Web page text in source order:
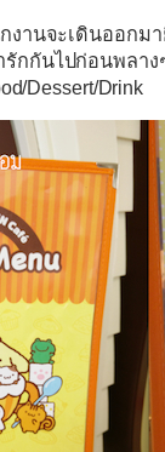
งานจะเดินออกม
กกันไปก่อนพลาง
Dessert/Drink